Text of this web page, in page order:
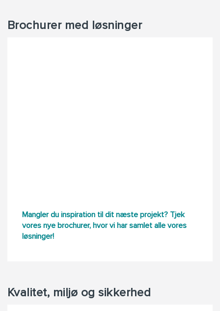
Brochurer med løsninger
Mangler du inspiration til dit næste projekt? Tjek
vores nye brochurer, hvor vi har samlet alle vores
løsninger!
Kvalitet, miljø og sikkerhed